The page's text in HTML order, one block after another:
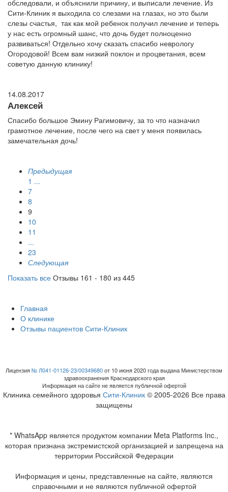
обследовали, и объяснили причину, и выписали лечение. Из
Сити-Клиник я выходила со слезами на глазах, но это были
слезы счастья, так как мой ребенок получил лечение и теперь
у нас есть огромный шанс, что дочь будет полноценно
развиваться! Отдельно хочу сказать спасибо неврологу
Огородовой! Всем вам низкий поклон и процветания, всем
советую данную клинику!
14.08.2017
Алексей
Спасибо большое Эмину Рагимовичу, за то что назначил
грамотное лечение, после чего на свет у меня появилась
замечательная дочь!
Предыдущая
1 ...
7
8
9
10
11
...
23
Следующая
Показать все Отзывы 161 - 180 из 445
Главная
О клинике
Отзывы пациентов Сити-Клиник
Лицензия№ Л041-01126-23/00349680от 10 июня 2020 года выдана Министерством
здравоохранения Краснодарского края
Информация на сайте не является публичной офертой
Клиника семейного здоровья Сити-Клиник© 2005-2026 Все права
защищены
* WhatsApp является продуктом компании Meta Platforms Inc.,
которая признана экстремистской организацией и запрещена на
территории Российской Федерации
Информация и цены, представленные на сайте, являются
справочными и не являются публичной офертой